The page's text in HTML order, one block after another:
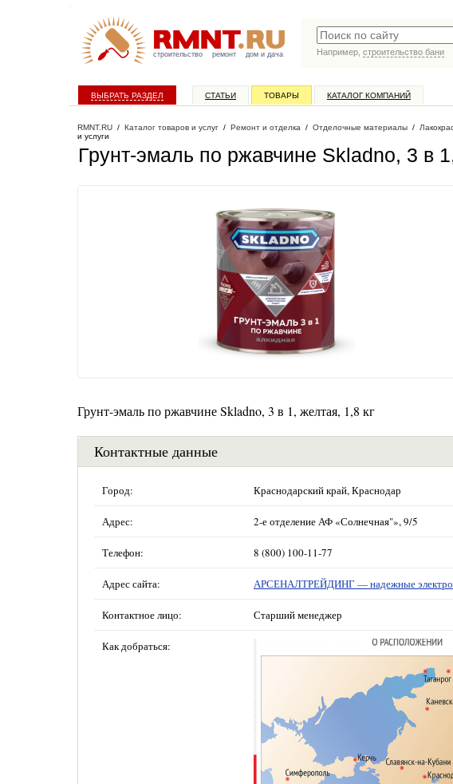
строительство ремонт дом и дача
Например, строительство бани
ВЫБРАТЬ РАЗДЕЛ СТАТЬИ ТОВАРЫ КАТАЛОГ КОМПАНИЙ
RMNT.RU / Каталог товаров и услуг / Ремонт и отделка / Отделочные материалы /
и услуги
Грунт-эмаль по ржавчине Skladno, 3 в
Грунт-эмаль по ржавчине Skladno, 3 в 1, желтая, 1,8 кг
Контактные данные
Город: Краснодарский край, Краснодар
Адрес: 2-е отделение АФ «Солнечная"», 9/5
Телефон: 8 (800) 100-11-77
Адрес сайта: АРСЕНАЛТРЕЙДИНГ — надежные
Контактное лицо: Старший менеджер
Как добраться: